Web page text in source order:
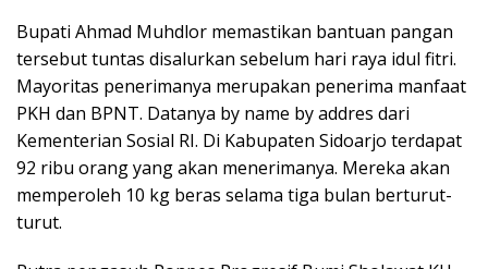
Bupati Ahmad Muhdlor memastikan bantuan pangan
tersebut tuntas disalurkan sebelum hari raya idul fitri.
Mayoritas penerimanya merupakan penerima manfaat
PKH dan BPNT. Datanya by name by addres dari
Kementerian Sosial RI. Di Kabupaten Sidoarjo terdapat
92 ribu orang yang akan menerimanya. Mereka akan
memperoleh 10 kg beras selama tiga bulan berturut-
turut.